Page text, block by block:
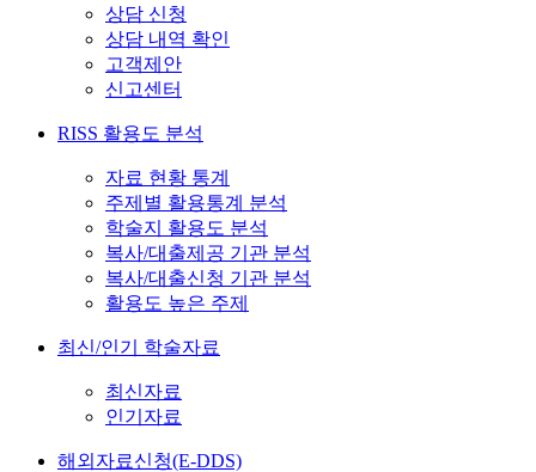
상담 신청
상담 내역 확인
고객제안
신고센터
RISS 활용도 분석
자료 현황 통계
주제별 활용통계 분석
학술지 활용도 분석
복사/대출제공 기관 분석
복사/대출신청 기관 분석
활용도 높은 주제
최신/인기 학술자료
최신자료
인기자료
해외자료신청(E-DDS)